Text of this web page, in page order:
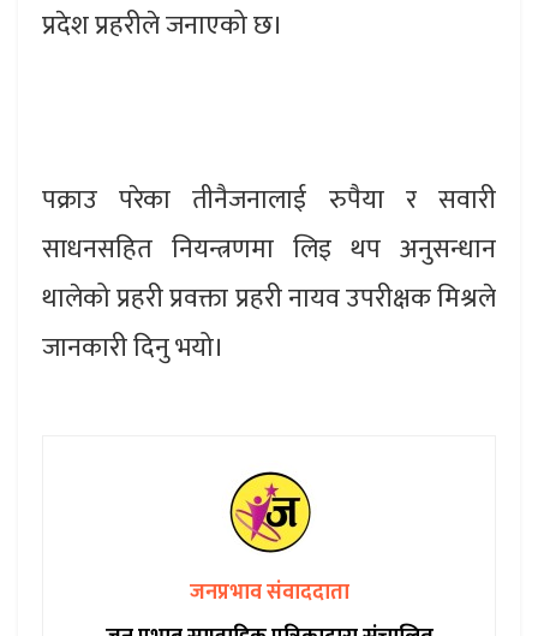
प्रदेश प्रहरीले जनाएको छ।
पक्राउ परेका तीनैजनालाई रुपैया र सवारी
साधनसहित नियन्त्रणमा लिइ थप अनुसन्धान
थालेको प्रहरी प्रवक्ता प्रहरी नायव उपरीक्षक मिश्रले
जानकारी दिनु भयो।
जनप्रभाव संवाददाता